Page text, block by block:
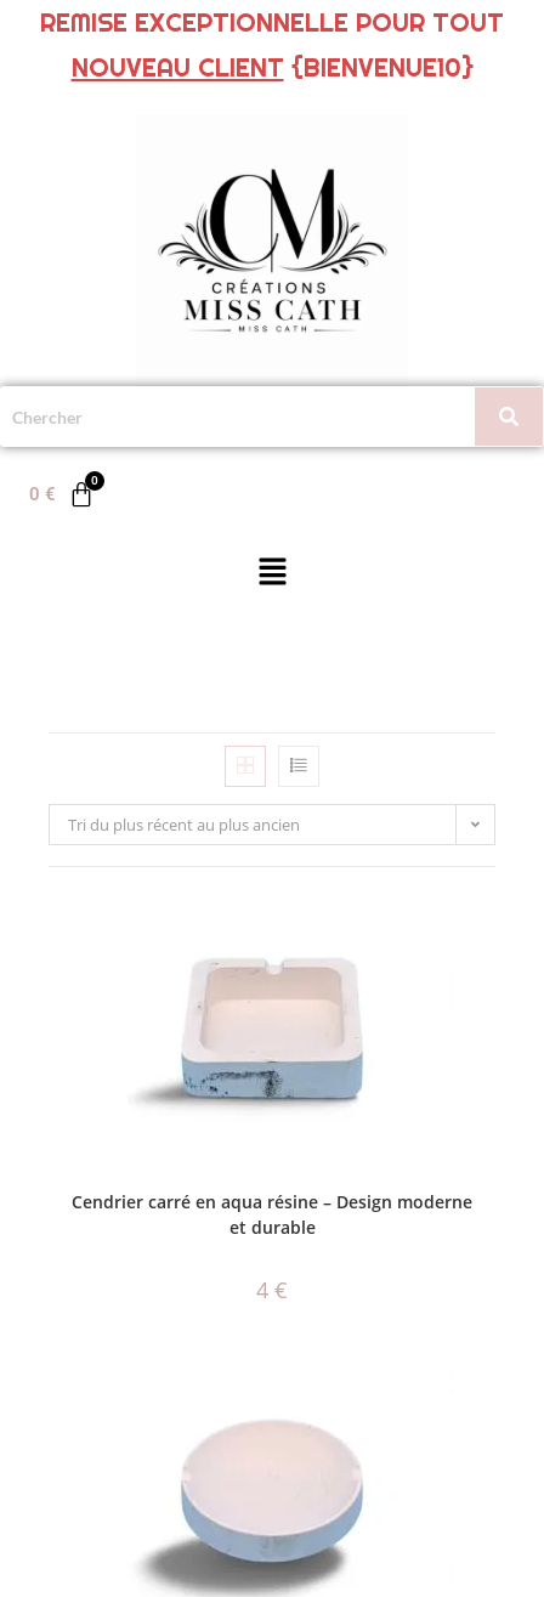
REMISE EXCEPTIONNELLE POUR TOUT
NOUVEAU CLIENT {BIENVENUE10}
0 €
Tri du plus récent au plus ancien
Cendrier carré en aqua résine – Design moderne
et durable
4 €